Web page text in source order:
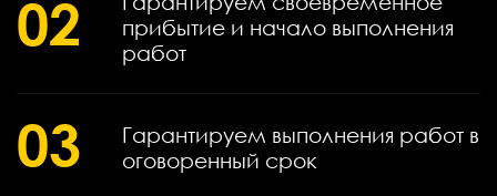
02
прибытие и начало выполнения
работ
03
Гарантируем выполнения работ в
оговоренный срок